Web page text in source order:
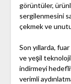
görüntüler,
sergilenmesini
çekmek ve
Son yıllarda,
ve yeşil
indirmeyi
verimli